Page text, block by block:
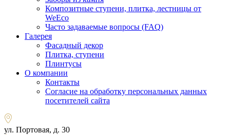
Композитные ступени, плитка, лестницы от
WeEco
Часто задаваемые вопросы (FAQ)
Галерея
Фасадный декор
Плитка, ступени
Плинтусы
О компании
Контакты
Согласие на обработку персональных данных
посетителей сайта
ул. Портовая, д. 30